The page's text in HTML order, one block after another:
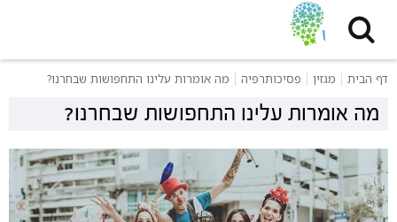
דף הבית מגזין פסיכותרפיה מה אומרות עלינו התחפושות שבחרנו?
מה אומרות עלינו התחפושות שבחרנו?